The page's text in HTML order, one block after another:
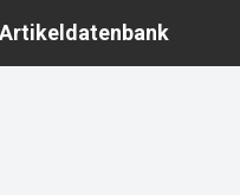
Artikeldatenbank